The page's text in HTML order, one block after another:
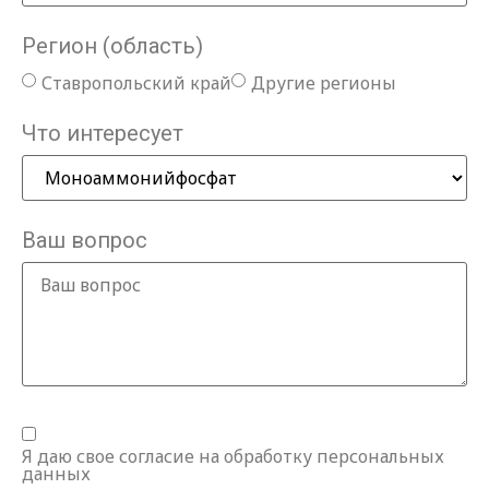
Регион (область)
Ставропольский край Другие регионы
Что интересует
Ваш вопрос
Я даю свое согласие на обработку персональных
данных